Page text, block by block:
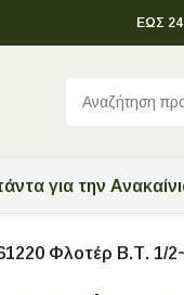
ΕΩΣ
για την
Φλοτέρ Β.Τ. 1/